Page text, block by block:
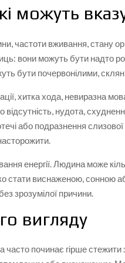
можуть
частоти вживання, стану
вони можуть бути надто
бути почервонілими,
хитка хода, невиразна
відсутність, нудота,
або подразнення
енергії. Людина може
стати виснаженою, сонною
зрозумілої причини.
вигляду
починає гірше